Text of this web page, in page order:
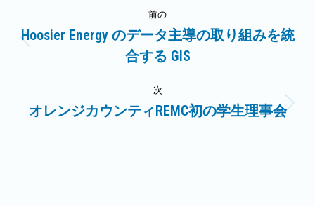
稿
ビ
前の
前
の
事:
Hoosier Energy のデータ主導の取り組みを統
合する GIS
次
次
オレンジカウンティREMC初の学生理事会